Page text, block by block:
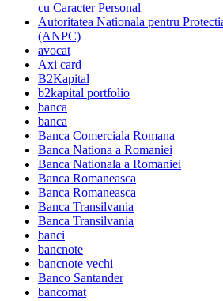
cu Caracter Personal
Autoritatea Nationala pentru
(ANPC)
avocat
Axi card
B2Kapital
b2kapital portfolio
banca
banca
Banca Comerciala Romana
Banca Nationa a Romaniei
Banca Nationala a Romaniei
Banca Romaneasca
Banca Romaneasca
Banca Transilvania
Banca Transilvania
banci
bancnote
bancnote vechi
Banco Santander
bancomat